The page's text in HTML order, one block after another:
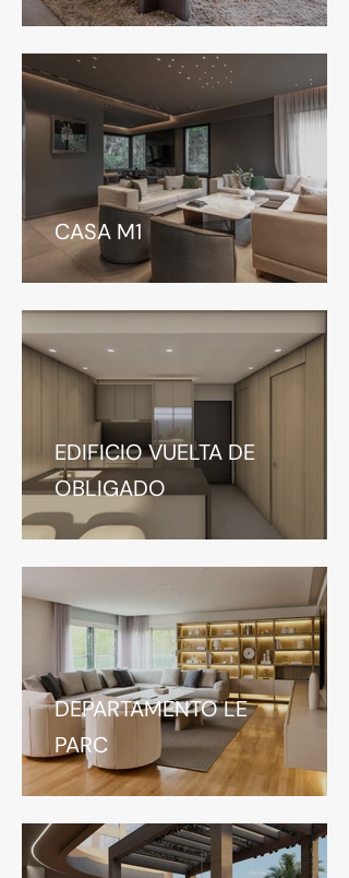
CASA M1
EDIFICIO VUELTA DE
OBLIGADO
DEPARTAMENTO LE
PARC